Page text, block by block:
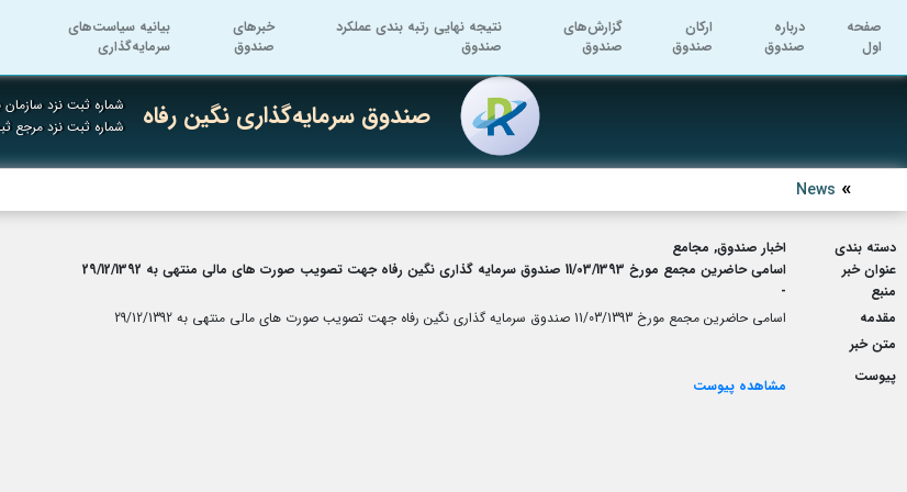
صفحه
اول
درباره
صندوق
ارکان
صندوق
گزارش‌های
صندوق
نتیجه نهایی رتبه بندی عملکرد
صندوق
خبرهای
صندوق
بیانیه سیاست‌های
سرمایه‌گذاری
صندوق سرمایه‌گذاری نگین رفاه شماره ثبت نزد سازمان
شماره ثبت نزد مرجع
News
دسته بندی
اخبار صندوق, مجامع
عنوان خبر
اسامی حاضرین مجمع مورخ 11/03/1393 صندوق سرمایه گذاری نگین رفاه جهت تصویب صورت های مالی منتهی به 29/12/1392
منبع
-
مقدمه
اسامی حاضرین مجمع مورخ 11/03/1393 صندوق سرمایه گذاری نگین رفاه جهت تصویب صورت های مالی منتهی به 29/12/1392
متن خبر
پیوست
مشاهده پیوست